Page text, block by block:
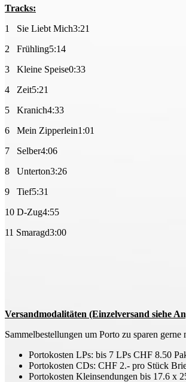
Tracks:
1 Sie Liebt Mich3:21
2 Frühling5:14
3 Kleine Speise0:33
4 Zeit5:21
5 Kranich4:33
6 Mein Zipperlein1:01
7 Selber4:06
8 Unterton3:26
9 Tief5:31
10 D-Zug4:55
11 Smaragd3:00
Versandmodalitäten (Einzelversand siehe
Sammelbestellungen um Porto zu sparen
Portokosten LPs: bis 7 LPs CHF 8.50
Portokosten CDs: CHF 2.- pro Stück
Portokosten Kleinsendungen bis 17.6 x